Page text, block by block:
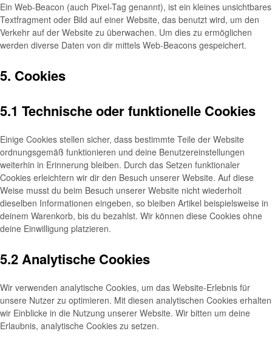
Ein Web-Beacon (auch Pixel-Tag genannt), ist ein kleines unsichtbares
Textfragment oder Bild auf einer Website, das benutzt wird, um den
Verkehr auf der Website zu überwachen. Um dies zu ermöglichen
werden diverse Daten von dir mittels Web-Beacons gespeichert.
5. Cookies
5.1 Technische oder funktionelle Cookies
Einige Cookies stellen sicher, dass bestimmte Teile der Website
ordnungsgemäß funktionieren und deine Benutzereinstellungen
weiterhin in Erinnerung bleiben. Durch das Setzen funktionaler
Cookies erleichtern wir dir den Besuch unserer Website. Auf diese
Weise musst du beim Besuch unserer Website nicht wiederholt
dieselben Informationen eingeben, so bleiben Artikel beispielsweise in
deinem Warenkorb, bis du bezahlst. Wir können diese Cookies ohne
deine Einwilligung platzieren.
5.2 Analytische Cookies
Wir verwenden analytische Cookies, um das Website-Erlebnis für
unsere Nutzer zu optimieren. Mit diesen analytischen Cookies erhalten
wir Einblicke in die Nutzung unserer Website. Wir bitten um deine
Erlaubnis, analytische Cookies zu setzen.